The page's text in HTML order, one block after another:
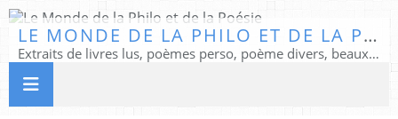
LE MONDE DE LA PHILO ET DE LA POÉSIE
Extraits de livres lus, poèmes perso, poème divers, beaux textes...